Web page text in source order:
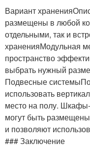
Вариант
размещены в любой
отдельными, так и
храненияМодульная
пространство
выбрать нужный
Подвесные
использовать
место на полу.
могут быть
и позволяют
### Заключение